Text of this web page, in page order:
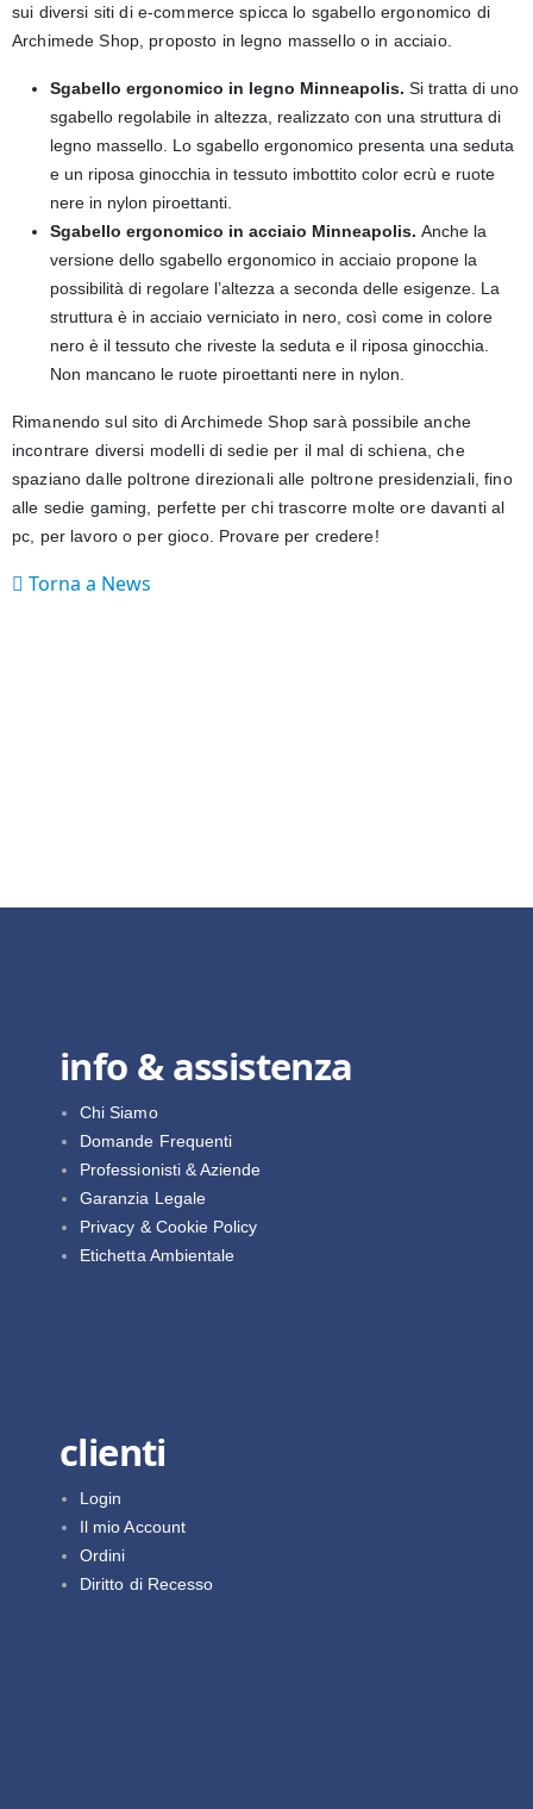
sui diversi siti di e-commerce spicca lo sgabello ergonomico di
Archimede Shop, proposto in legno massello o in acciaio.
Sgabello ergonomico in legno Minneapolis. Si tratta di uno
sgabello regolabile in altezza, realizzato con una struttura di
legno massello. Lo sgabello ergonomico presenta una seduta
e un riposa ginocchia in tessuto imbottito color ecrù e ruote
nere in nylon piroettanti.
Sgabello ergonomico in acciaio Minneapolis. Anche la
versione dello sgabello ergonomico in acciaio propone la
possibilità di regolare l’altezza a seconda delle esigenze. La
struttura è in acciaio verniciato in nero, così come in colore
nero è il tessuto che riveste la seduta e il riposa ginocchia.
Non mancano le ruote piroettanti nere in nylon.
Rimanendo sul sito di Archimede Shop sarà possibile anche
incontrare diversi modelli di sedie per il mal di schiena, che
spaziano dalle poltrone direzionali alle poltrone presidenziali, fino
alle sedie gaming, perfette per chi trascorre molte ore davanti al
pc, per lavoro o per gioco. Provare per credere!
Torna a News
info & assistenza
Chi Siamo
Domande Frequenti
Professionisti & Aziende
Garanzia Legale
Privacy & Cookie Policy
Etichetta Ambientale
clienti
Login
Il mio Account
Ordini
Diritto di Recesso